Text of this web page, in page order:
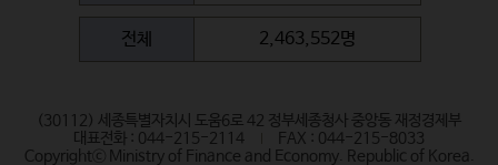
전체 2,463,552명
(30112) 세종특별자치시 도움6로 42 정부세종청사 중앙동 재정경제부
대표전화 : 044-215-2114
FAX : 044-215-8033
Copyrightⓒ Ministry of Finance and Economy. Republic of Korea.